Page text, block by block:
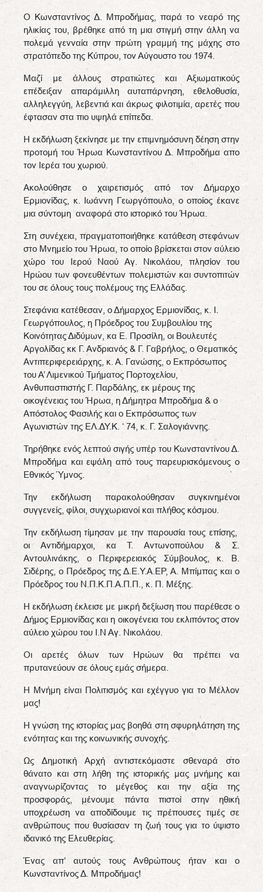
Ο Κωνσταντίνος Δ. Μπροδήμας, παρά το νεαρό της
ηλικίας του, βρέθηκε από τη μια στιγμή στην άλλη να
πολεμά γενναία στην πρώτη γραμμή της μάχης στο
στρατόπεδο της Κύπρου, τον Αύγουστο του 1974.
Μαζί με άλλους στρατιώτες και Αξιωματικούς
επέδειξαν απαράμιλλη αυταπάρνηση, εθελοθυσία,
αλληλεγγύη, λεβεντιά και άκρως φιλοτιμία, αρετές που
έφτασαν στα πιο υψηλά επίπεδα.
Η εκδήλωση ξεκίνησε με την επιμνημόσυνη δέηση στην
προτομή του Ήρωα Κωνσταντίνου Δ. Μπροδήμα απο
τον Ιερέα του χωριού.
Ακολούθησε ο χαιρετισμός από τον Δήμαρχο
Ερμιονίδας, κ. Ιωάννη Γεωργόπουλο, ο οποίος έκανε
μια σύντομη αναφορά στο ιστορικό του Ήρωα.
Στη συνέχεια, πραγματοποιήθηκε κατάθεση στεφάνων
στο Μνημείο του Ήρωα, το οποίο βρίσκεται στον αύλειο
χώρο του Ιερού Ναού Αγ. Νικολάου, πλησίον του
Ηρώου των φονευθέντων πολεμιστών και συντοπιτών
του σε όλους τους πολέμους της Ελλάδας.
Στεφάνια κατέθεσαν, ο Δήμαρχος Ερμιονίδας, κ. Ι.
Γεωργόπουλος, η Πρόεδρος του Συμβουλίου της
Κοινότητας Διδύμων, κα Ε. Προσίλη, οι Βουλευτές
Αργολίδας κκ Γ. Ανδριανός & Γ. Γαβρήλος, ο Θεματικός
Αντιπεριφερειάρχης, κ. Α. Γανώσης, ο Εκπρόσωπος
του Α’ Λιμενικού Τμήματος Πορτοχελίου,
Ανθυπασπιστής Γ. Παρδάλης, εκ μέρους της
οικογένειας του Ήρωα, η Δήμητρα Μπροδήμα & ο
Απόστολος Φασιλής και ο Εκπρόσωπος των
Αγωνιστών της ΕΛ.ΔΥ.Κ. ‘ 74, κ. Γ. Σαλογιάννης.
Τηρήθηκε ενός λεπτού σιγής υπέρ του Κωνσταντίνου Δ.
Μπροδήμα και εψάλη από τους παρευρισκόμενους ο
Εθνικός Ύμνος.
Την εκδήλωση παρακολούθησαν συγκινημένοι
συγγενείς, φίλοι, συγχωριανοί και πλήθος κόσμου.
Την εκδήλωση τίμησαν με την παρουσία τους επίσης,
οι Αντιδήμαρχοι, κα Τ. Αντωνοπούλου & Σ.
Αντουλινάκης, ο Περιφερειακός Σύμβουλος, κ. Β.
Σιδέρης, ο Πρόεδρος της Δ.Ε.Υ.Α.ΕΡ, Α. Μπίμπας και ο
Πρόεδρος του Ν.Π.Κ.Π.Α.Π.Π., κ. Π. Μέξης.
Η εκδήλωση έκλεισε με μικρή δεξίωση που παρέθεσε ο
Δήμος Ερμιονίδας και η οικογένεια του εκλιπόντος στον
αύλειο χώρου του Ι.Ν Αγ. Νικολάου.
Οι αρετές όλων των Ηρώων θα πρέπει να
πρυτανεύουν σε όλους εμάς σήμερα.
Η Μνήμη είναι Πολιτισμός και εχέγγυο για το Μέλλον
μας!
Η γνώση της ιστορίας μας βοηθά στη σφυρηλάτηση της
ενότητας και της κοινωνικής συνοχής.
Ως Δημοτική Αρχή αντιστεκόμαστε σθεναρά στο
θάνατο και στη λήθη της ιστορικής μας μνήμης και
αναγνωρίζοντας το μέγεθος και την αξία της
προσφοράς, μένουμε πάντα πιστοί στην ηθική
υποχρέωση να αποδίδουμε τις πρέπουσες τιμές σε
ανθρώπους που θυσίασαν τη ζωή τους για το ύψιστο
ιδανικό της Ελευθερίας.
Ένας απ’ αυτούς τους Ανθρώπους ήταν και ο
Κωνσταντίνος Δ. Μπροδήμας!